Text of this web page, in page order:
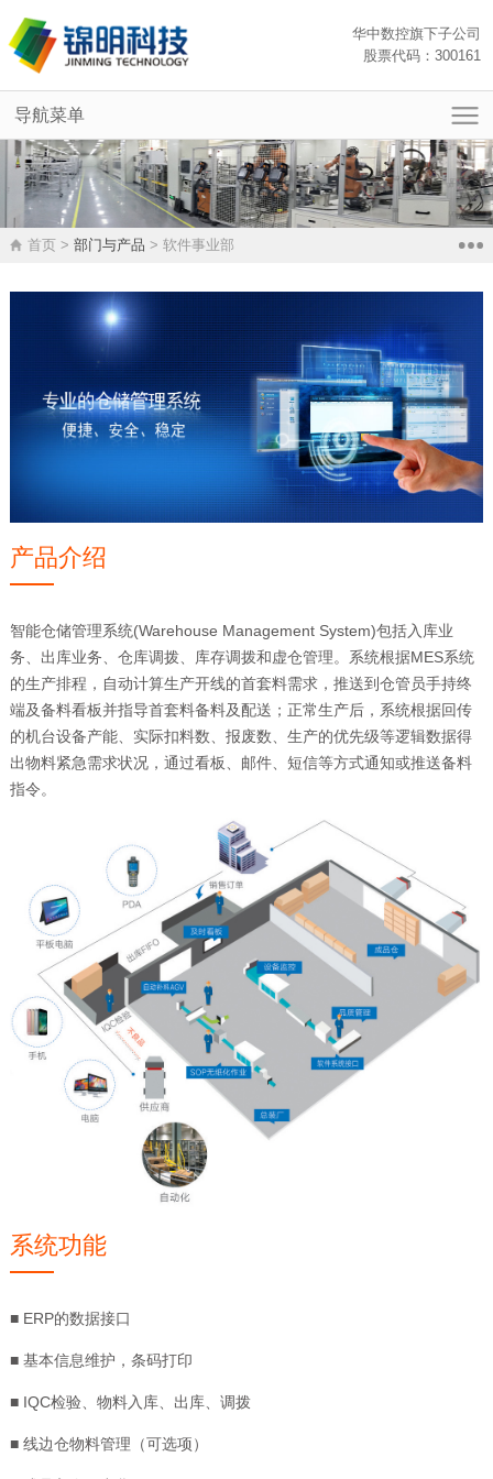
华中数控旗下子公司
股票代码：300161
导航菜单
首页
关于我们
新闻中心
首页 > 部门与产品 > 软件事业部
智能制造集成方案 MES系统
WCS智能仓库控制系统 WMS仓储管理系统
机器视觉系统 仿真
产品介绍
智能仓储管理系统(Warehouse Management System)包括入库业
务、出库业务、仓库调拨、库存调拨和虚仓管理。系统根据MES系统
的生产排程，自动计算生产开线的首套料需求，推送到仓管员手持终
端及备料看板并指导首套料备料及配送；正常生产后，系统根据回传
的机台设备产能、实际扣料数、报废数、生产的优先级等逻辑数据得
出物料紧急需求状况，通过看板、邮件、短信等方式通知或推送备料
指令。
系统功能
■ ERP的数据接口
■ 基本信息维护，条码打印
■ IQC检验、物料入库、出库、调拨
■ 线边仓物料管理（可选项）